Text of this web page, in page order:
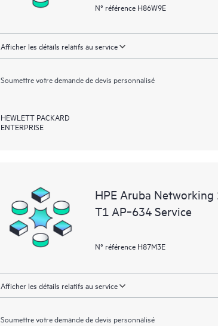
N° référence H86W9E
Afficher les détails relatifs au service
Soumettre votre demande de devis personnalisé
HEWLETT PACKARD
ENTERPRISE
HPE Aruba Networking
T1 AP‑634 Service
N° référence H87M3E
Afficher les détails relatifs au service
Soumettre votre demande de devis personnalisé